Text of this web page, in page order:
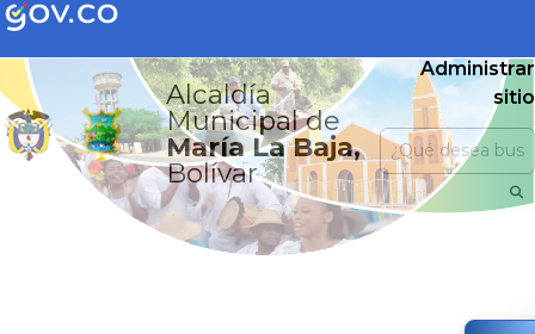
Alcaldía
Municipal de
María La Baja,
Bolívar
Administrar
sitio